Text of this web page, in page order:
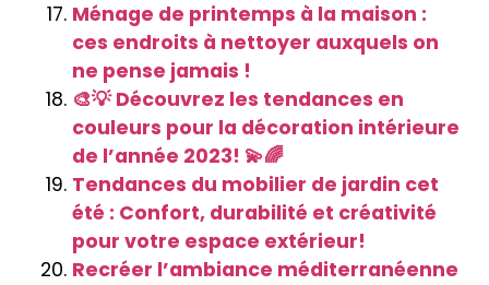
Ménage de printemps à la maison :
ces endroits à nettoyer auxquels on
ne pense jamais !
🎨💡 Découvrez les tendances en
couleurs pour la décoration intérieure
de l’année 2023! 💫🌈
Tendances du mobilier de jardin cet
été : Confort, durabilité et créativité
pour votre espace extérieur!
Recréer l’ambiance méditerranéenne